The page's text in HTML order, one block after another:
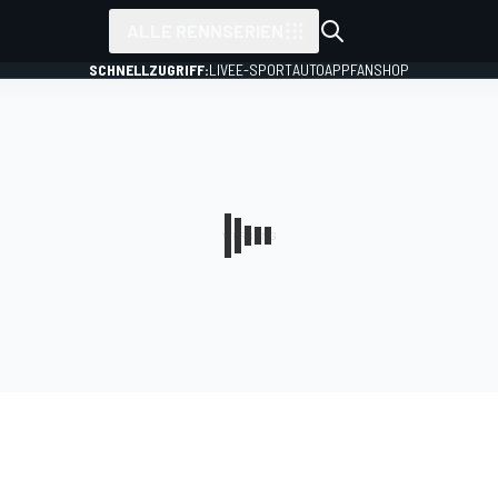
SCHNELLZUGRIFF:LIVEE-SPORTAUTOAPPFANSHOP